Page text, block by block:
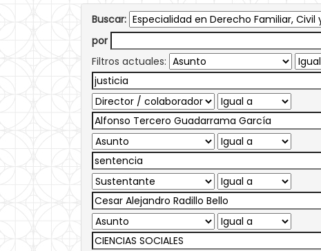
Buscar:
por
Filtros actuales: